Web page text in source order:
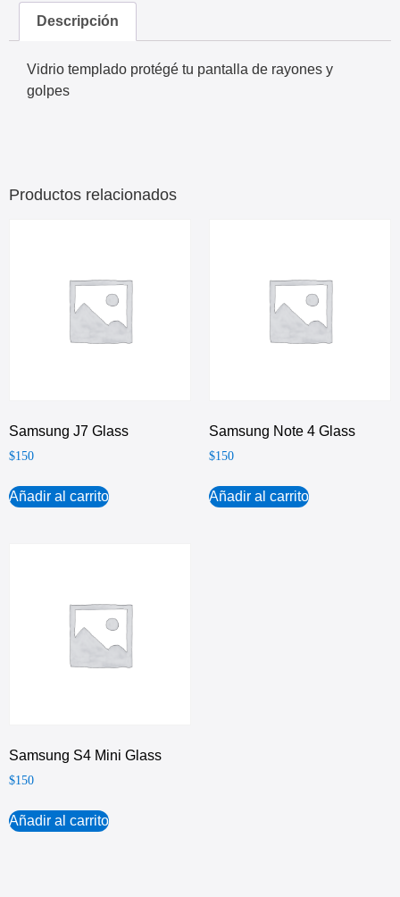
Descripción
Vidrio templado protégé tu pantalla de rayones y
golpes
Productos relacionados
Samsung J7 Glass
$150
Añadir al carrito
Samsung Note 4 Glass
$150
Añadir al carrito
Samsung S4 Mini Glass
$150
Añadir al carrito